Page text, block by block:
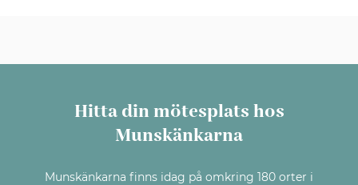
Hitta din mötesplats hos
Munskänkarna
Munskänkarna finns idag på omkring 180 orter i